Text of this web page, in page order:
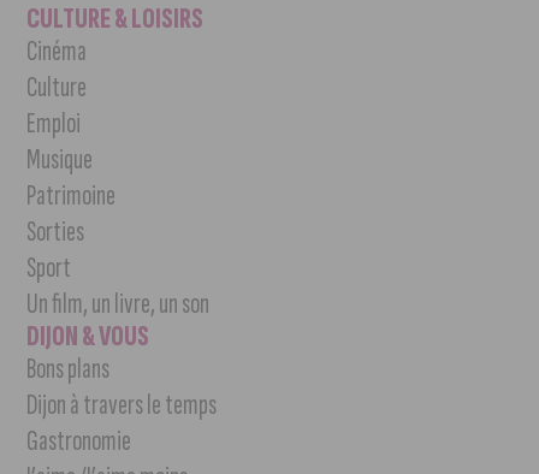
CULTURE & LOISIRS
Cinéma
Culture
Emploi
Musique
Patrimoine
Sorties
Sport
Un film, un livre, un son
DIJON & VOUS
Bons plans
Dijon à travers le temps
Gastronomie